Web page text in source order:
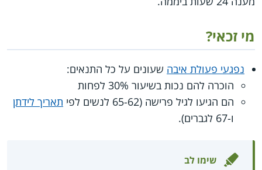
מי זכאי?
נפגעי פעולת איבה שעונים על כל התנאים:
הוכרה להם נכות בשיעור 30% לפחות
הם הגיעו לגיל פרישה (65-62 לנשים לפי
תאריך לידתן
ו-67 לגברים).
שימו לב